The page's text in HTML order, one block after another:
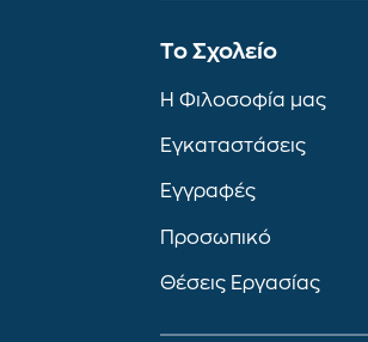
To Σχολείο
Η Φιλοσοφία μας
Εγκαταστάσεις
Εγγραφές
Προσωπικό
Θέσεις Εργασίας